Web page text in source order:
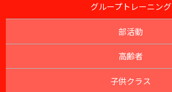
グループトレーニング
部活動
高齢者
子供クラス